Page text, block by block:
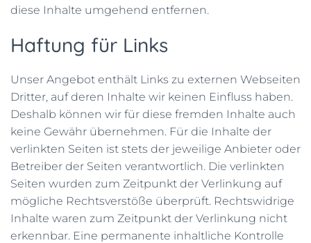
diese Inhalte umgehend entfernen.
Haftung für Links
Unser Angebot enthält Links zu externen Webseiten
Dritter, auf deren Inhalte wir keinen Einfluss haben.
Deshalb können wir für diese fremden Inhalte auch
keine Gewähr übernehmen. Für die Inhalte der
verlinkten Seiten ist stets der jeweilige Anbieter oder
Betreiber der Seiten verantwortlich. Die verlinkten
Seiten wurden zum Zeitpunkt der Verlinkung auf
mögliche Rechtsverstöße überprüft. Rechtswidrige
Inhalte waren zum Zeitpunkt der Verlinkung nicht
erkennbar. Eine permanente inhaltliche Kontrolle